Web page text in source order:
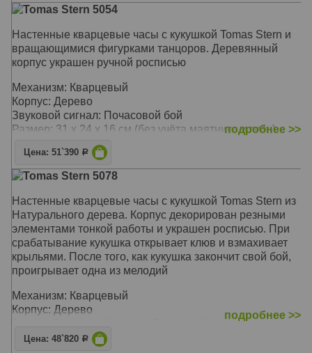
Tomas Stern 5054
Настенные кварцевые часы с кукушкой Tomas Stern и
вращающимися фигурками танцоров. Деревянный
корпус украшен ручной росписью
Механизм: Кварцевый
Корпус: Дерево
Звуковой сигнал: Почасовой бой
Размер: 31 x 24 x 16 см (без учёта маятника и гирь)
подробнее >>
Цена: 51`390 Р
Tomas Stern 5078
Настенные кварцевые часы с кукушкой Tomas Stern из
Натурального дерева. Корпус декорирован резными
элементами тонкой работы и украшен росписью. При
срабатывание кукушка открывает клюв и взмахивает
крыльями. После того, как кукушка закончит свой бой,
проигрывает одна из мелодий
Механизм: Кварцевый
Корпус: Дерево
Размер: 29 x 28 x 18 см (без учёта маятника и гирь)
подробнее >>
Цена: 48`820 Р